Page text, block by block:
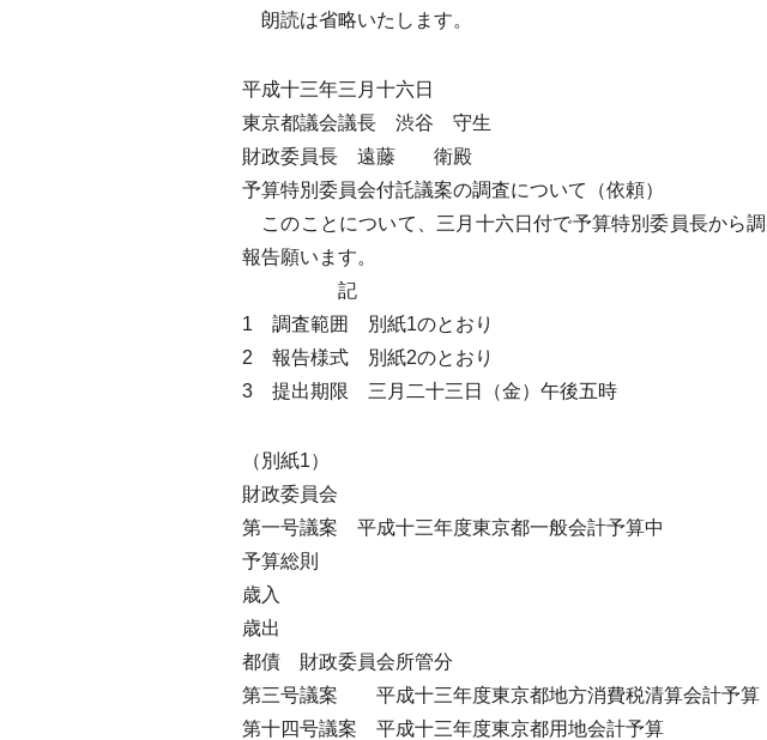
朗読は省略いたします。
平成十三年三月十六日
東京都議会議長 渋谷 守生
財政委員長 遠藤 衛殿
予算特別委員会付託議案の調査について（依頼）
このことについて、三月十六日付で予算特別委員長から
報告願います。
記
1 調査範囲 別紙1のとおり
2 報告様式 別紙2のとおり
3 提出期限 三月二十三日（金）午後五時
（別紙1）
財政委員会
第一号議案 平成十三年度東京都一般会計予算中
予算総則
歳入
歳出
都債 財政委員会所管分
第三号議案 平成十三年度東京都地方消費税清算会計予算
第十四号議案 平成十三年度東京都用地会計予算